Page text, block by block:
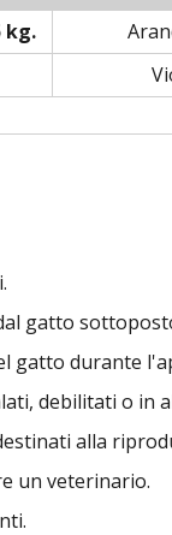
kg.
gatto
gatto durante
debilitati o in
alla
un veterinario.